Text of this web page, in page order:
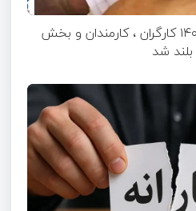
مبلغ و زمان واریز عیدی ۱۴۰۵ کارگران ، کارمندان و بخش
شد